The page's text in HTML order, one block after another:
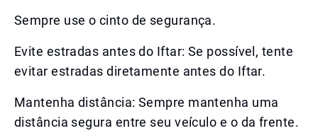
Sempre use o cinto de segurança.
Evite estradas antes do Iftar: Se possível, tente
evitar estradas diretamente antes do Iftar.
Mantenha distância: Sempre mantenha uma
distância segura entre seu veículo e o da frente.